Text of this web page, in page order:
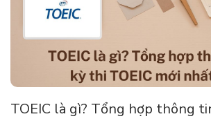
TOEIC là gì? Tổng hợp thông